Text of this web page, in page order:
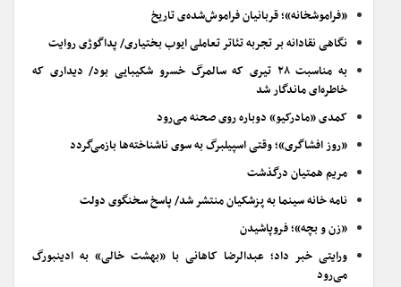
«فراموشخانه»؛ قربانیان فراموش‌شده‌ی تاریخ
نگاهی نقادانه بر تجربه تئاتر تعاملی ایوب بختیاری/ پداگوژی روایت
به مناسبت ۲۸ تیری که سالمرگ خسرو شکیبایی بود/ دیداری که
خاطره‌ای ماندگار شد
کمدی «مادرکیو» دوباره روی صحنه می‌رود
«روز افشاگری»؛ وقتی اسپیلبرگ به سوی ناشناخته‌ها بازمی‌گردد
مریم همتیان درگذشت
نامه خانه سینما به پزشکیان منتشر شد/ پاسخ سخنگوی دولت
«زن و بچه»؛ فروپاشیدن
ورایتی خبر داد؛ عبدالرضا کاهانی با «بهشت خالی» به ادینبورگ
می‌رود